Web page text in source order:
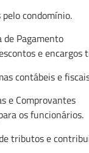
condomínio.
de Pagamento
e encargos
contábeis e
e Comprovantes
os funcionários.
tributos e